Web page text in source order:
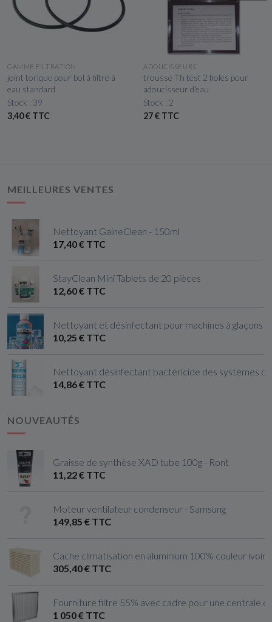
APERÇU RAPIDE
GAMME FILTRATION
joint torique pour bol à filtre à
eau standard
Stock : 39
3,40 € TTC
APERÇU RAPIDE
ADOUCISSEURS
trousse Th test 2 fioles pour
adoucisseur d'eau
Stock : 2
27 € TTC
MEILLEURES VENTES
Nettoyant GaineClean - 150ml
17,40 € TTC
StayClean Mini Tablets de 20 pièces
12,60 € TTC
Nettoyant et désinfectant pour machines à glaçons
10,25 € TTC
Nettoyant désinfectant bactéricide des systèmes
14,86 € TTC
NOUVEAUTÉS
Graisse de synthèse XAD tube 100g - Ront
11,22 € TTC
Moteur ventilateur condenseur - Samsung
149,85 € TTC
Cache climatisation en aluminium 100% couleur ivoire
305,40 € TTC
Fourniture filtre 55% avec cadre pour une centrale
1 050 € TTC